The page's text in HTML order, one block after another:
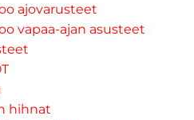
ajovarusteet
vapaa-ajan asusteet
hihnat